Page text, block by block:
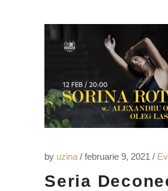
by uzina februarie 9, 2021
Seria